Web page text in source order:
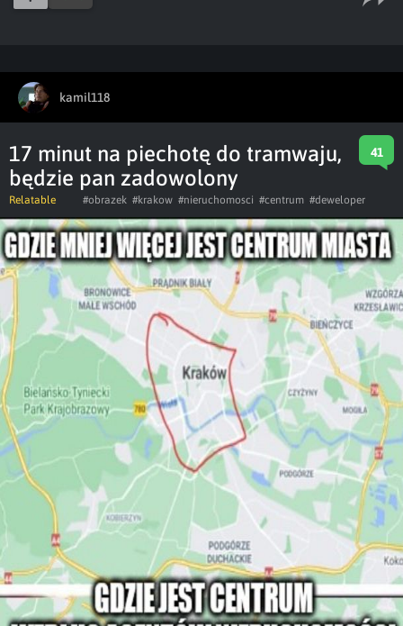
kamil118
17 minut na piechotę do tramwaju,
będzie pan zadowolony
41
Relatable #obrazek #krakow #nieruchomosci #centrum #deweloper